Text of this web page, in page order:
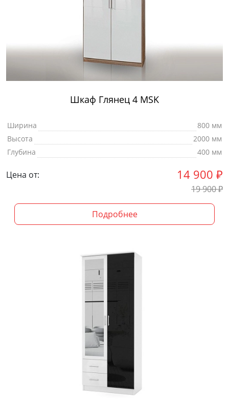
Шкаф Глянец 4 MSK
Ширина
800 мм
Высота
2000 мм
Глубина
400 мм
Цена от: 14 900 ₽
19 900₽
Подробнее